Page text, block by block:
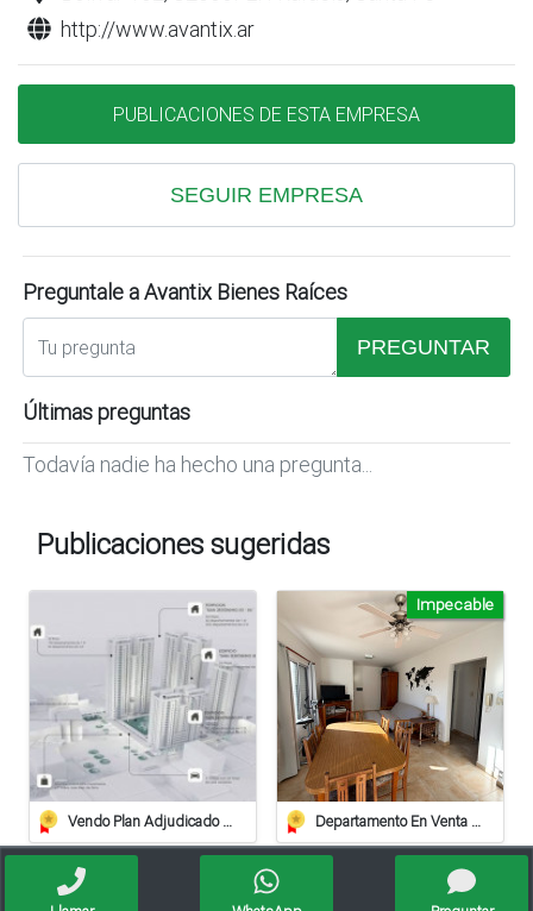
http://www.avantix.ar
PUBLICACIONES DE ESTA EMPRESA
SEGUIR EMPRESA
Preguntale a Avantix Bienes Raíces
PREGUNTAR
Últimas preguntas
Todavía nadie ha hecho una pregunta...
Publicaciones sugeridas
Vendo Plan Adjudicado Pilay Departamento En Venta De 2 Dormitorios Con Cochera Cubierta Y Terraza Privada
Impecable